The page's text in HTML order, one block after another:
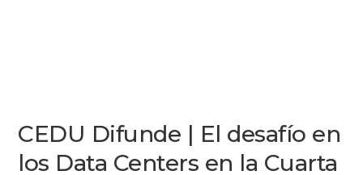
CEDU Difunde | El desafío en
los Data Centers en la Cuarta